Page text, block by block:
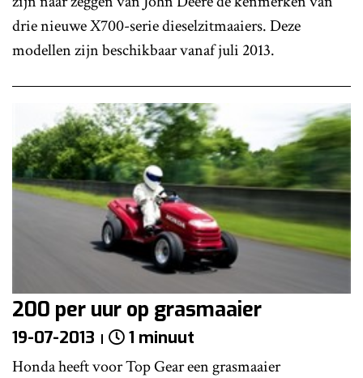
drie nieuwe X700-serie dieselzitmaaiers. Deze
modellen zijn beschikbaar vanaf juli 2013.
200 per uur op grasmaaier
19-07-2013 1 minuut
Honda heeft voor Top Gear een grasmaaier